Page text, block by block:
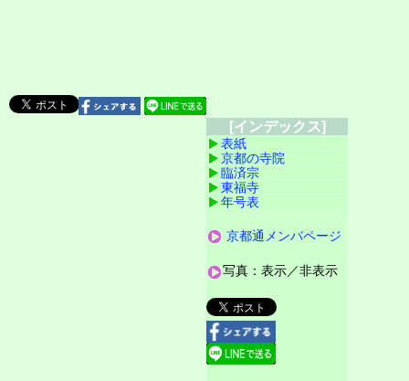
[インデックス]
表紙
京都の寺院
臨済宗
東福寺
年号表
京都通メンバページ
写真：表示／非表示